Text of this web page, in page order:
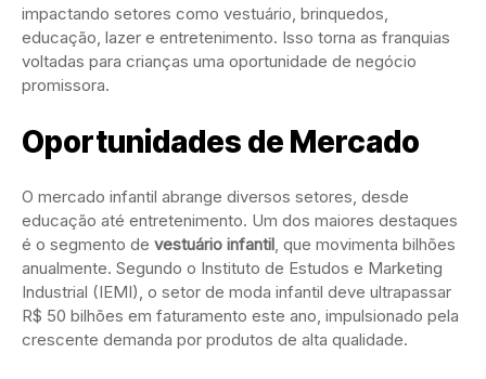
impactando setores como vestuário, brinquedos,
educação, lazer e entretenimento. Isso torna as franquias
voltadas para crianças uma oportunidade de negócio
promissora.
Oportunidades de Mercado
O mercado infantil abrange diversos setores, desde
educação até entretenimento. Um dos maiores destaques
é o segmento de vestuário infantil, que movimenta bilhões
anualmente. Segundo o Instituto de Estudos e Marketing
Industrial (IEMI), o setor de moda infantil deve ultrapassar
R$ 50 bilhões em faturamento este ano, impulsionado pela
crescente demanda por produtos de alta qualidade.